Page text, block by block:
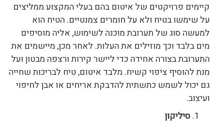
קיימים פרויקטים של איטום בהם בעלי המקצוע ממליצים
על שימשו בטיח ולא על חומרים צמנטיים. הטיח הוא
למעשה סוג של תערובת מוכנה לשימוש, אליה מוסיפים
מים בלבד וכך מוזילים את העלות. לאחר מכן, מיישמים את
התערובת בצורה אחידה כדי ליישר קירות ורצפה מבטון ועל
מנת להוסיף ציפוי קשיח. מלבד איטום, טיח לבריכות שחייה
גם יכול לשמש כתשתית להדבקת אריחים או אבן לחיפוי
ועיצוב.
סיליקון